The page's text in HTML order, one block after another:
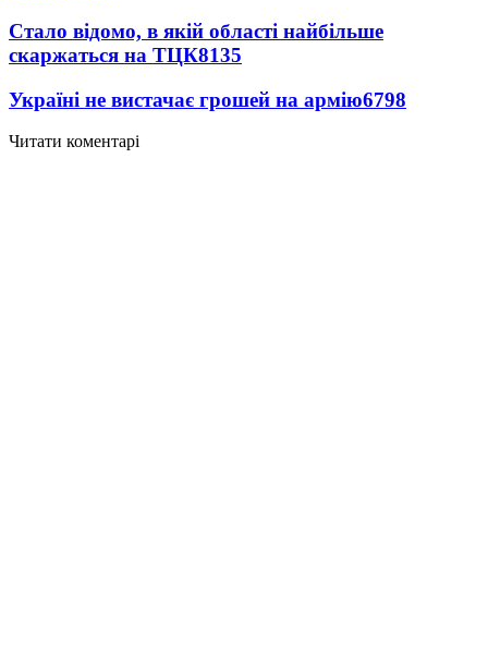
Стало відомо, в якій області найбільше
скаржаться на ТЦК8135
Україні не вистачає грошей на армію6798
Читати коментарі